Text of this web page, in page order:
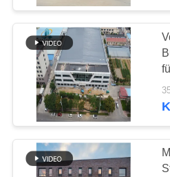
SHOW
ÜBER
UNS
FABRIK-
AUSFLUG
Werkstatt